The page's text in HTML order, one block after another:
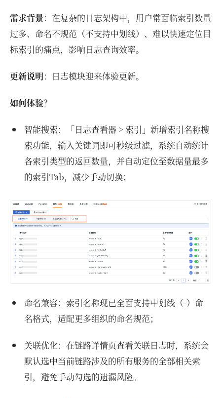
需求背景：在复杂的日志架构中，用户常面临索引数量
过多、命名不规范（不支持中划线）、难以快速定位目
标索引的痛点，影响日志查询效率。
更新说明：日志模块迎来体验更新。
如何体验？
智能搜索：「日志查看器 > 索引」新增索引名称搜
索功能，输入关键词即可秒级过滤，系统自动统计
各索引类型的返回数量，并自动定位至数据量最多
的索引Tab，减少手动切换；
命名兼容：索引名称现已全面支持中划线（-）命
名格式，适配更多组织的命名规范；
关联优化：在链路详情页查看关联日志时，系统会
默认选中当前链路涉及的所有服务的全部相关索
引，避免手动勾选的遗漏风险。